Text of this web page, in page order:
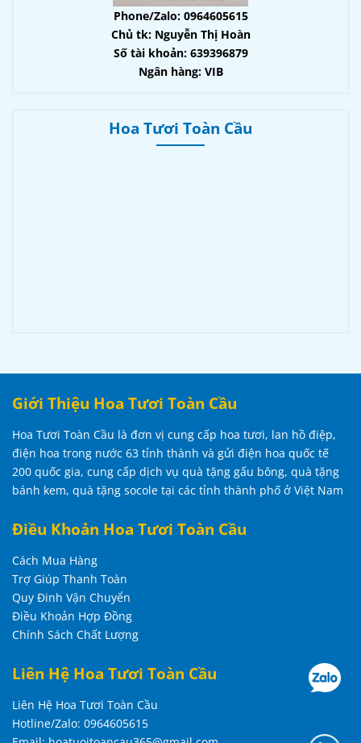
Phone/Zalo: 0964605615
Chủ tk: Nguyễn Thị Hoàn
Số tài khoản: 639396879
Ngân hàng: VIB
Hoa Tươi Toàn Cầu
Giới Thiệu Hoa Tươi Toàn Cầu
Hoa Tươi Toàn Cầu là đơn vị cung cấp hoa tươi, lan hồ điệp,
điện hoa trong nước 63 tỉnh thành và gửi điện hoa quốc tế
200 quốc gia, cung cấp dịch vụ quà tặng gấu bông, quà tặng
bánh kem, quà tặng socole tại các tỉnh thành phố ở Việt Nam
Điều Khoản Hoa Tươi Toàn Cầu
Cách Mua Hàng
Trợ Giúp Thanh Toàn
Quy Đinh Vận Chuyển
Điều Khoản Hợp Đồng
Chính Sách Chất Lượng
Liên Hệ Hoa Tươi Toàn Cầu
Liên Hệ Hoa Tươi Toàn Cầu
Hotline/Zalo: 0964605615